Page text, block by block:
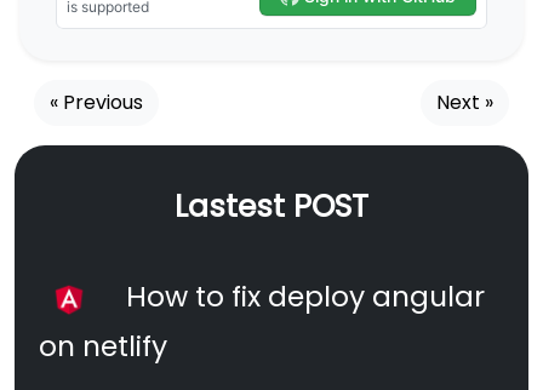
« Previous Next »
Lastest POST
How to fix deploy angular
on netlify